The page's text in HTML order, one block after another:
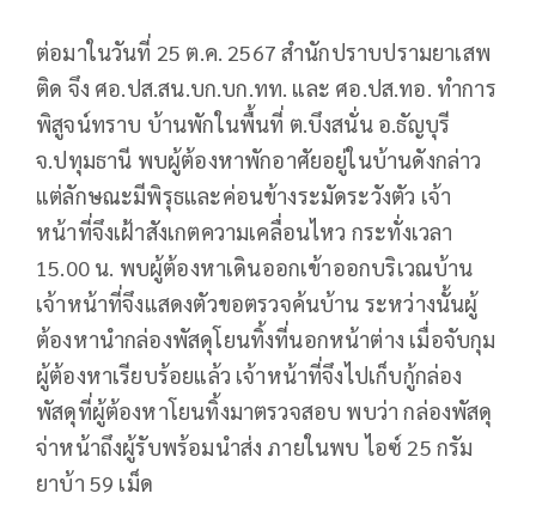
ต่อมาในวันที่ 25 ต.ค. 2567 สำนักปราบปรามยาเสพ
ติด จึง ศอ.ปส.สน.บก.บก.ทท. และ ศอ.ปส.ทอ. ทำการ
พิสูจน์ทราบ บ้านพักในพื้นที่ ต.บึงสนั่น อ.ธัญบุรี
จ.ปทุมธานี พบผู้ต้องหาพักอาศัยอยู่ในบ้านดังกล่าว
แต่ลักษณะมีพิรุธและค่อนข้างระมัดระวังตัว เจ้า
หน้าที่จึงเฝ้าสังเกตความเคลื่อนไหว กระทั่งเวลา
15.00 น. พบผู้ต้องหาเดินออกเข้าออกบริเวณบ้าน
เจ้าหน้าที่จึงแสดงตัวขอตรวจค้นบ้าน ระหว่างนั้นผู้
ต้องหานำกล่องพัสดุโยนทิ้งที่นอกหน้าต่าง เมื่อจับกุม
ผู้ต้องหาเรียบร้อยแล้ว เจ้าหน้าที่จึงไปเก็บกู้กล่อง
พัสดุที่ผู้ต้องหาโยนทิ้งมาตรวจสอบ พบว่า กล่องพัสดุ
จ่าหน้าถึงผู้รับพร้อมนำส่ง ภายในพบ ไอซ์ 25 กรัม
ยาบ้า 59 เม็ด